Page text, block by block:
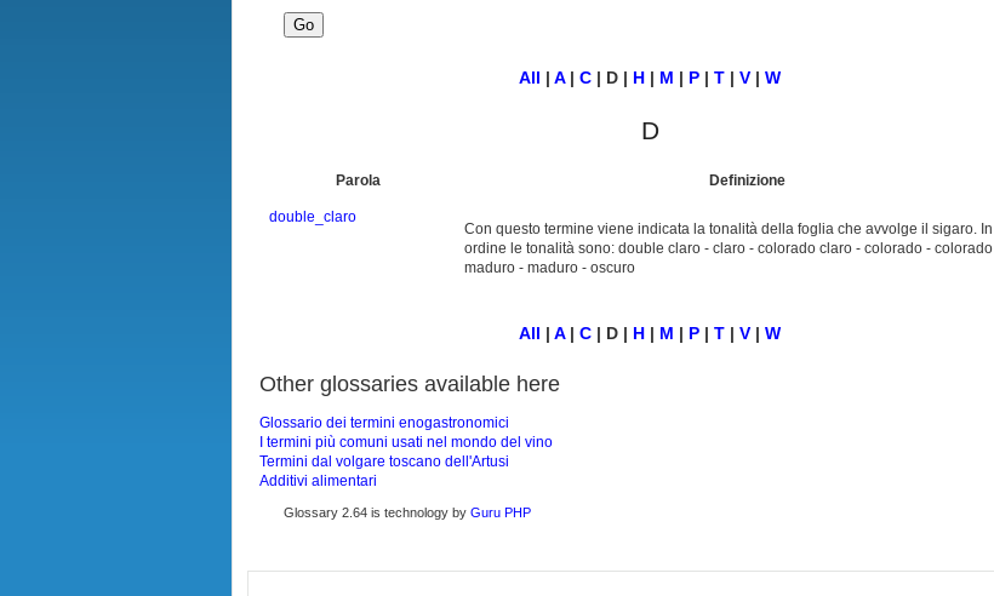
All | A| C | D | H | M | P | T | V | W
D
Parola Definizione
double_claro
Con questo termine viene indicata la tonalità della foglia che avvolge il sigaro. In
ordine le tonalità sono: double claro - claro - colorado claro - colorado - colorado
maduro - maduro - oscuro
All | A| C | D | H | M | P | T | V | W
Other glossaries available here
Glossario dei termini enogastronomici
I termini più comuni usati nel mondo del vino
Termini dal volgare toscano dell'Artusi
Additivi alimentari
Glossary 2.64 is technology by Guru PHP